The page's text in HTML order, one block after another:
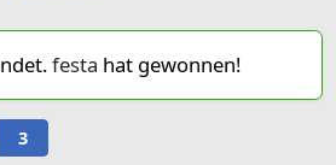
festa hat gewonnen!
3